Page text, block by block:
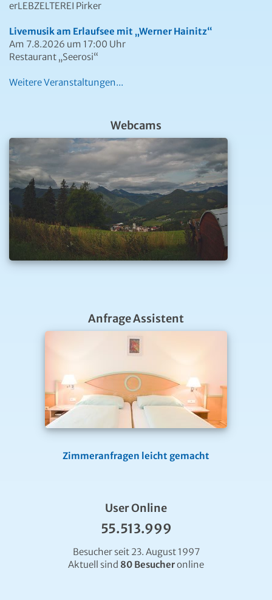
erLEBZELTEREI Pirker
Livemusik am Erlaufsee mit „Werner Hainitz“
Am 7.8.2026 um 17:00 Uhr
Restaurant „Seerosi“
Weitere Veranstaltungen...
Webcams
Anfrage Assistent
Zimmeranfragen leicht gemacht
User Online
55.513.999
Besucher seit 23. August 1997
Aktuell sind 80 Besucheronline